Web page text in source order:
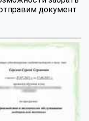
документ